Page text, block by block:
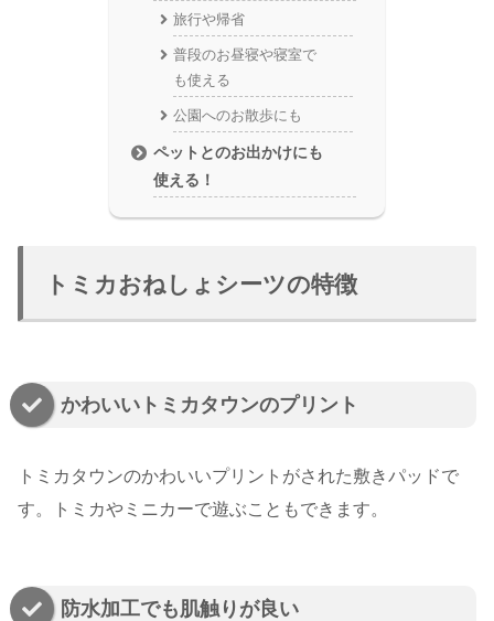
旅行や帰省
普段のお昼寝や寝室で
も使える
公園へのお散歩にも
ペットとのお出かけにも
使える！
トミカおねしょシーツの特徴
かわいいトミカタウンのプリント
トミカタウンのかわいいプリントがされた敷きパッドで
す。トミカやミニカーで遊ぶこともできます。
防水加工でも肌触りが良い